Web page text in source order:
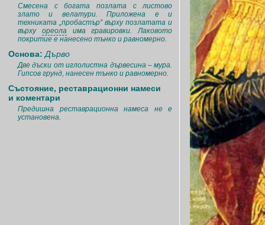
Смесена с богата позлата с листово
злато и велатури. Приложена е и
техниката „пробастър” върху позлатата и
върху ореолаима гравировки. Лаковото
покритие е нанесено тънко и равномерно.
Основа: Дърво
Две дъски от иглолистна дървесина – мура.
Гипсов грунд, нанесен тънко и равномерно.
Състояние, реставрационни намеси
и коментари
Предишна реставрационна намеса не е
установена.